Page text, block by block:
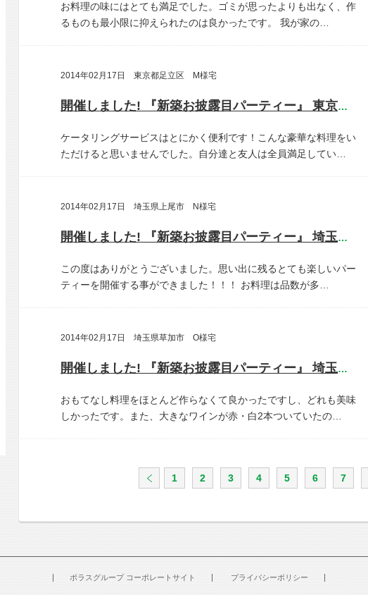
お料理の味にはとても満足でした。ゴミが思ったよりも出なく、作
るものも最小限に抑えられたのは良かったです。
我が家の…
2014年02月17日 東京都足立区 M様宅
開催しました! 『新築お披露目パーティー』 東京都足立区 M様宅
ケータリングサービスはとにかく便利です！こんな豪華な料理をい
ただけると思いませんでした。自分達と友人は全員満足してい…
2014年02月17日 埼玉県上尾市 N様宅
開催しました! 『新築お披露目パーティー』 埼玉県上尾市 N様宅
この度はありがとうございました。思い出に残るとても楽しいパー
ティーを開催する事ができました！！！
お料理は品数が多…
2014年02月17日 埼玉県草加市 O様宅
開催しました! 『新築お披露目パーティー』 埼玉県草加市 O様宅
おもてなし料理をほとんど作らなくて良かったですし、どれも美味
しかったです。また、大きなワインが赤・白2本ついていたの…
1 2 3 4 5 6 7
ポラスグループ コーポレートサイト
プライバシーポリシー